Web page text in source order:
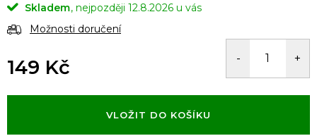
Skladem
12.8.2026
Možnosti doručení
149 Kč
cena:
VLOŽIT DO KOŠÍKU